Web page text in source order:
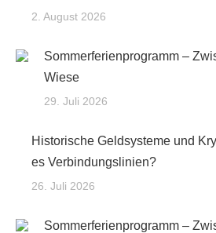
2. August 2026
Sommerferienprogramm –
Wiese
29. Juli 2026
Historische Geldsysteme und
es Verbindungslinien?
26. Juli 2026
Sommerferienprogramm –